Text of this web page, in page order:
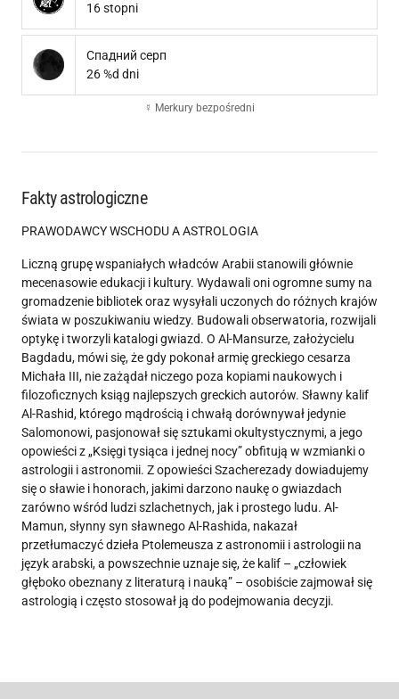
16 stopni
Спадний серп
26 %d dni
☿ Merkury bezpośredni
Fakty astrologiczne
PRAWODAWCY WSCHODU A ASTROLOGIA
Liczną grupę wspaniałych władców Arabii stanowili głównie
mecenasowie edukacji i kultury. Wydawali oni ogromne sumy na
gromadzenie bibliotek oraz wysyłali uczonych do różnych krajów
świata w poszukiwaniu wiedzy. Budowali obserwatoria, rozwijali
optykę i tworzyli katalogi gwiazd. O Al-Mansurze, założycielu
Bagdadu, mówi się, że gdy pokonał armię greckiego cesarza
Michała III, nie zażądał niczego poza kopiami naukowych i
filozoficznych ksiąg najlepszych greckich autorów. Sławny kalif
Al-Rashid, którego mądrością i chwałą dorównywał jedynie
Salomonowi, pasjonował się sztukami okultystycznymi, a jego
opowieści z „Księgi tysiąca i jednej nocy” obfitują w wzmianki o
astrologii i astronomii. Z opowieści Szacherezady dowiadujemy
się o sławie i honorach, jakimi darzono naukę o gwiazdach
zarówno wśród ludzi szlachetnych, jak i prostego ludu. Al-
Mamun, słynny syn sławnego Al-Rashida, nakazał
przetłumaczyć dzieła Ptolemeusza z astronomii i astrologii na
język arabski, a powszechnie uznaje się, że kalif – „człowiek
głęboko obeznany z literaturą i nauką” – osobiście zajmował się
astrologią i często stosował ją do podejmowania decyzji.